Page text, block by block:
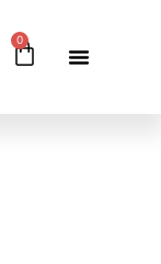
0